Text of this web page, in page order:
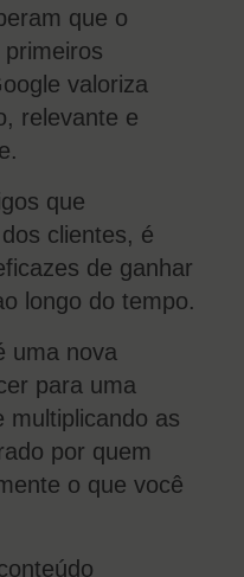
que o
valoriza
relevante e
que
clientes, é
de ganhar
longo do tempo.
uma nova
para uma
multiplicando as
por quem
o que você